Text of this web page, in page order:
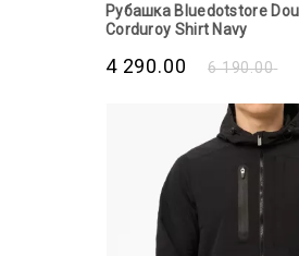
Рубашка Bluedotstore
Corduroy Shirt Navy
6 190.00
4 290.00